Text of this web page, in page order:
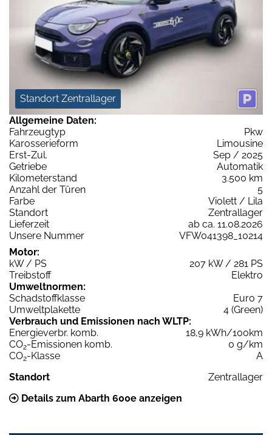
Standort Zentrallager
Allgemeine Daten:
Fahrzeugtyp
Pkw
Karosserieform
Limousine
Erst-Zul.
Sep / 2025
Getriebe
Automatik
Kilometerstand
3.500 km
Anzahl der Türen
5
Farbe
Violett / Lila
Standort
Zentrallager
Lieferzeit
ab ca. 11.08.2026
Unsere Nummer
VFW041398_10214
Motor:
kW / PS
207 kW / 281 PS
Treibstoff
Elektro
Umweltnormen:
Schadstoffklasse
Euro 7
Umweltplakette
4 (Green)
Verbrauch und Emissionen nach WLTP:
Energieverbr. komb.
18,9 kWh/100km
CO2-Emissionen komb.
0 g/km
CO2-Klasse
A
Standort
Zentrallager
Details zum Abarth 600e anzeigen